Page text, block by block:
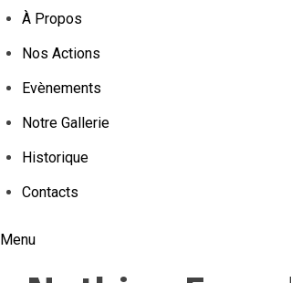
À Propos
Nos Actions
Evènements
Notre Gallerie
Historique
Contacts
Menu